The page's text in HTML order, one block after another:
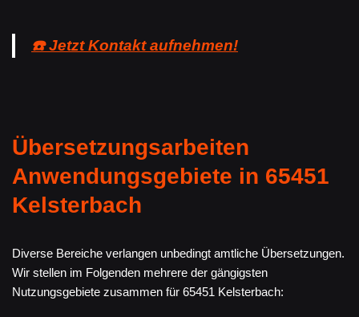
☎️ Jetzt Kontakt aufnehmen!
Übersetzungsarbeiten
Anwendungsgebiete in 65451
Kelsterbach
Diverse Bereiche verlangen unbedingt amtliche Übersetzungen.
Wir stellen im Folgenden mehrere der gängigsten
Nutzungsgebiete zusammen für 65451 Kelsterbach: